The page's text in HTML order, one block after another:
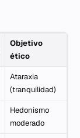
Objetivo
ético
Ataraxia
(tranquilidad)
Hedonismo
moderado